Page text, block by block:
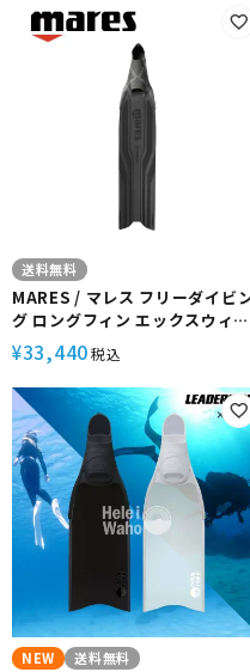
リコン スキューバ
送料無料
MARES / マレス フリーダイビン
グ ロングフィン エックスウィン
グ PRO ダイビング 軽器材 フリ
ーダイビング スキューバ スキュ
ーバダイビング
¥33,440税込
NEW 送料無料